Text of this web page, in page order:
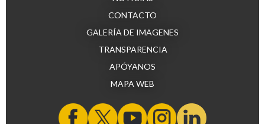
CONTACTO
GALERÍA DE IMAGENES
TRANSPARENCIA
APÓYANOS
MAPA WEB